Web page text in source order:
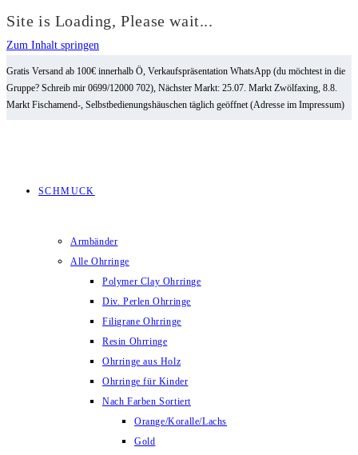
Site is Loading, Please wait...
Zum Inhalt springen
Gratis Versand ab 100€ innerhalb Ö, Verkaufspräsentation WhatsApp (du möchtest in die
Gruppe? Schreib mir 0699/12000 702), Nächster Markt: 25.07. Markt Zwölfaxing, 8.8.
Markt Fischamend-, Selbstbedienungshäuschen täglich geöffnet (Adresse im Impressum)
SCHMUCK
Armbänder
Alle Ohrringe
Polymer Clay Ohrringe
Div. Perlen Ohrringe
Filigrane Ohrringe
Resin Ohrringe
Ohrringe aus Holz
Ohrringe für Kinder
Nach Farben Sortiert
Orange/Koralle/Lachs
Gold